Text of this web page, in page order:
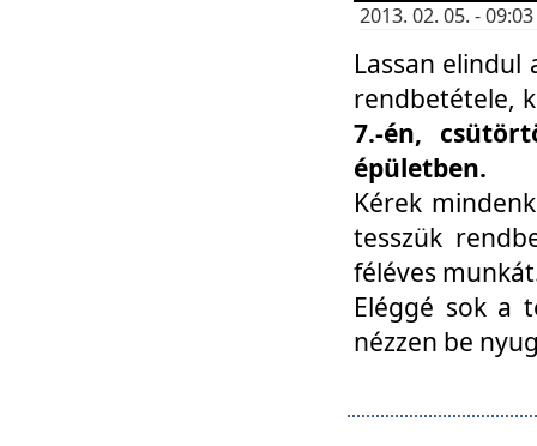
2013. 02. 05. -
Lassan elindul
rendbetétele,
7.-én,
épületben.
Kérek
tesszük
féléves
Eléggé sok a
nézzen be